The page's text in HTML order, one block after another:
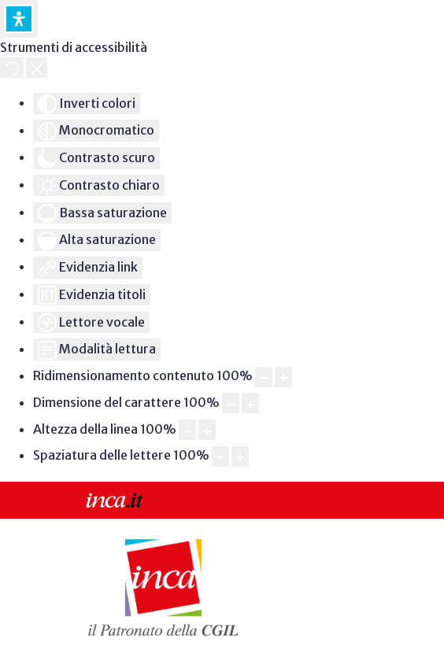
Strumenti di accessibilità
Inverti colori
Monocromatico
Contrasto scuro
Contrasto chiaro
Bassa saturazione
Alta saturazione
Evidenzia link
Evidenzia titoli
Lettore vocale
Modalità lettura
Ridimensionamento contenuto 100%
Dimensione del carattere 100%
Altezza della linea 100%
Spaziatura delle lettere 100%